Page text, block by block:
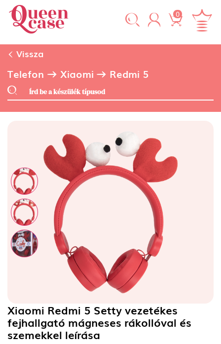
0
Vissza
Telefon Xiaomi Redmi 5
Xiaomi Redmi 5 Setty vezetékes
fejhallgató mágneses rákollóval és
szemekkel leírása